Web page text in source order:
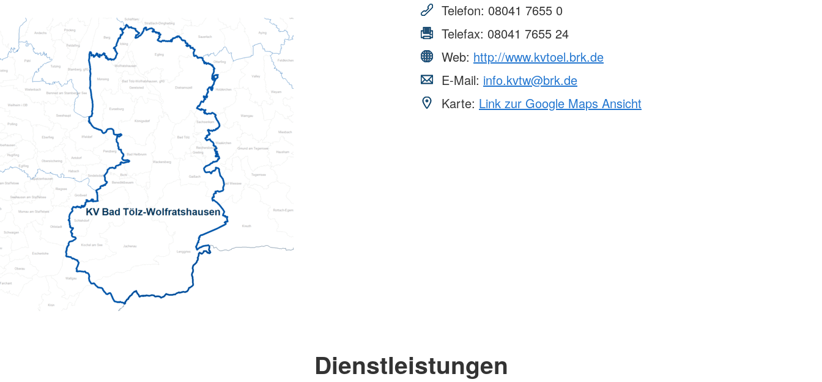
Telefon: 08041 7655 0
Telefax: 08041 7655 24
Web: http://www.kvtoel.brk.de
E-Mail: info.kvtw@brk.de
Karte: Link zur Google Maps Ansicht
Dienstleistungen